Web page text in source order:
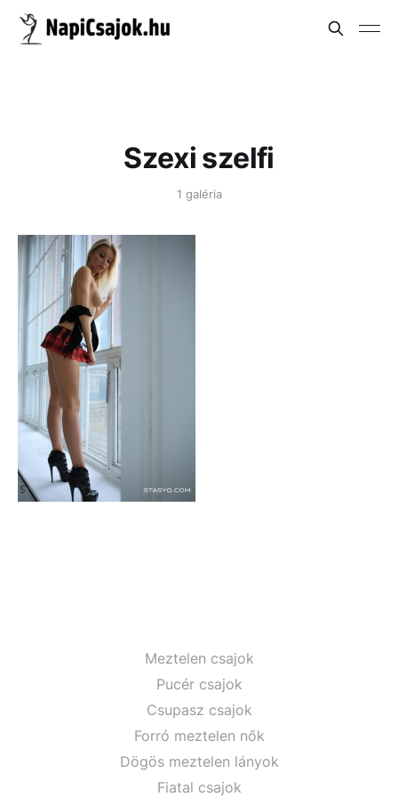
Szexi szelfi
1 galéria
Meztelen csajok
Pucér csajok
Csupasz csajok
Forró meztelen nők
Dögös meztelen lányok
Fiatal csajok